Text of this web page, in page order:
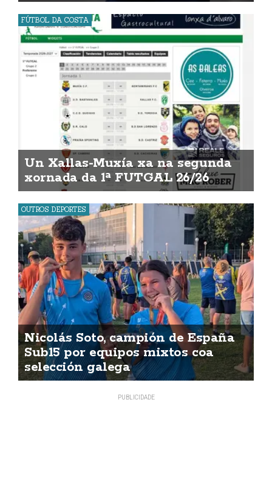
FÚTBOL DA COSTA
Un Xallas-Muxía xa na segunda
xornada da 1ª FUTGAL 26/26
OUTROS DEPORTES
Nicolás Soto, campión de España
Sub15 por equipos mixtos coa
selección galega